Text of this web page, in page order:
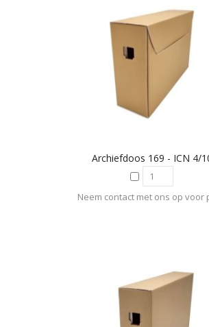
Archiefdoos 169 - ICN 4/
Neem contact met ons op voor